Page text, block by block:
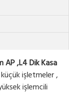
,L4 Dik Kasa
işletmeler ,
işlemcili